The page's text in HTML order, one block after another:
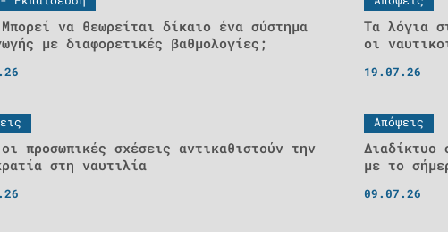
να θεωρείται δίκαιο ένα σύστημα
με διαφορετικές βαθμολογίες;
Τα λόγια
οι
19.07.26
προσωπικές σχέσεις αντικαθιστούν την
στη ναυτιλία
Απόψεις
Διαδίκτυο
με το
09.07.26